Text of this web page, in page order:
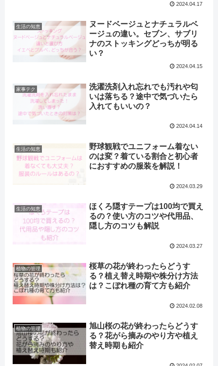
2024.04.17
生活の知恵
ヌードベージュとナチュラルベ
ージュの違い。セブン、サブリ
ナのストッキングどっちが明る
い？
2024.04.15
家事テク
洗濯洗剤入れ忘れでも汚れや匂
いは落ちる？途中で気づいたら
入れてもいいの？
2024.04.14
生活の知恵
野球観戦でユニフォーム着ない
のは変？着ている割合と初心者
におすすめの服装を解説！
2024.03.29
生活の知恵
ほくろ隠すテープは100均で買え
るの？使い方のコツや代用品、
隠し方のコツも解説
2024.03.27
植物の管理
桜草の花が終わったらどうす
る？植え替え時期や株分け方法
は？こぼれ種の育て方も紹介
2024.02.08
植物の管理
旭山桜の花が終わったらどうす
る？花がら摘みのやり方や植え
替え時期も紹介